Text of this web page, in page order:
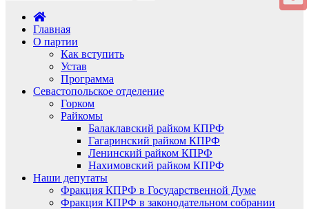
Главная
О партии
Как вступить
Устав
Программа
Севастопольское отделение
Горком
Райкомы
Балаклавский райком КПРФ
Гагаринский райком КПРФ
Ленинский райком КПРФ
Нахимовский райком КПРФ
Наши депутаты
Фракция КПРФ в Государственной Думе
Фракция КПРФ в законодательном собрании